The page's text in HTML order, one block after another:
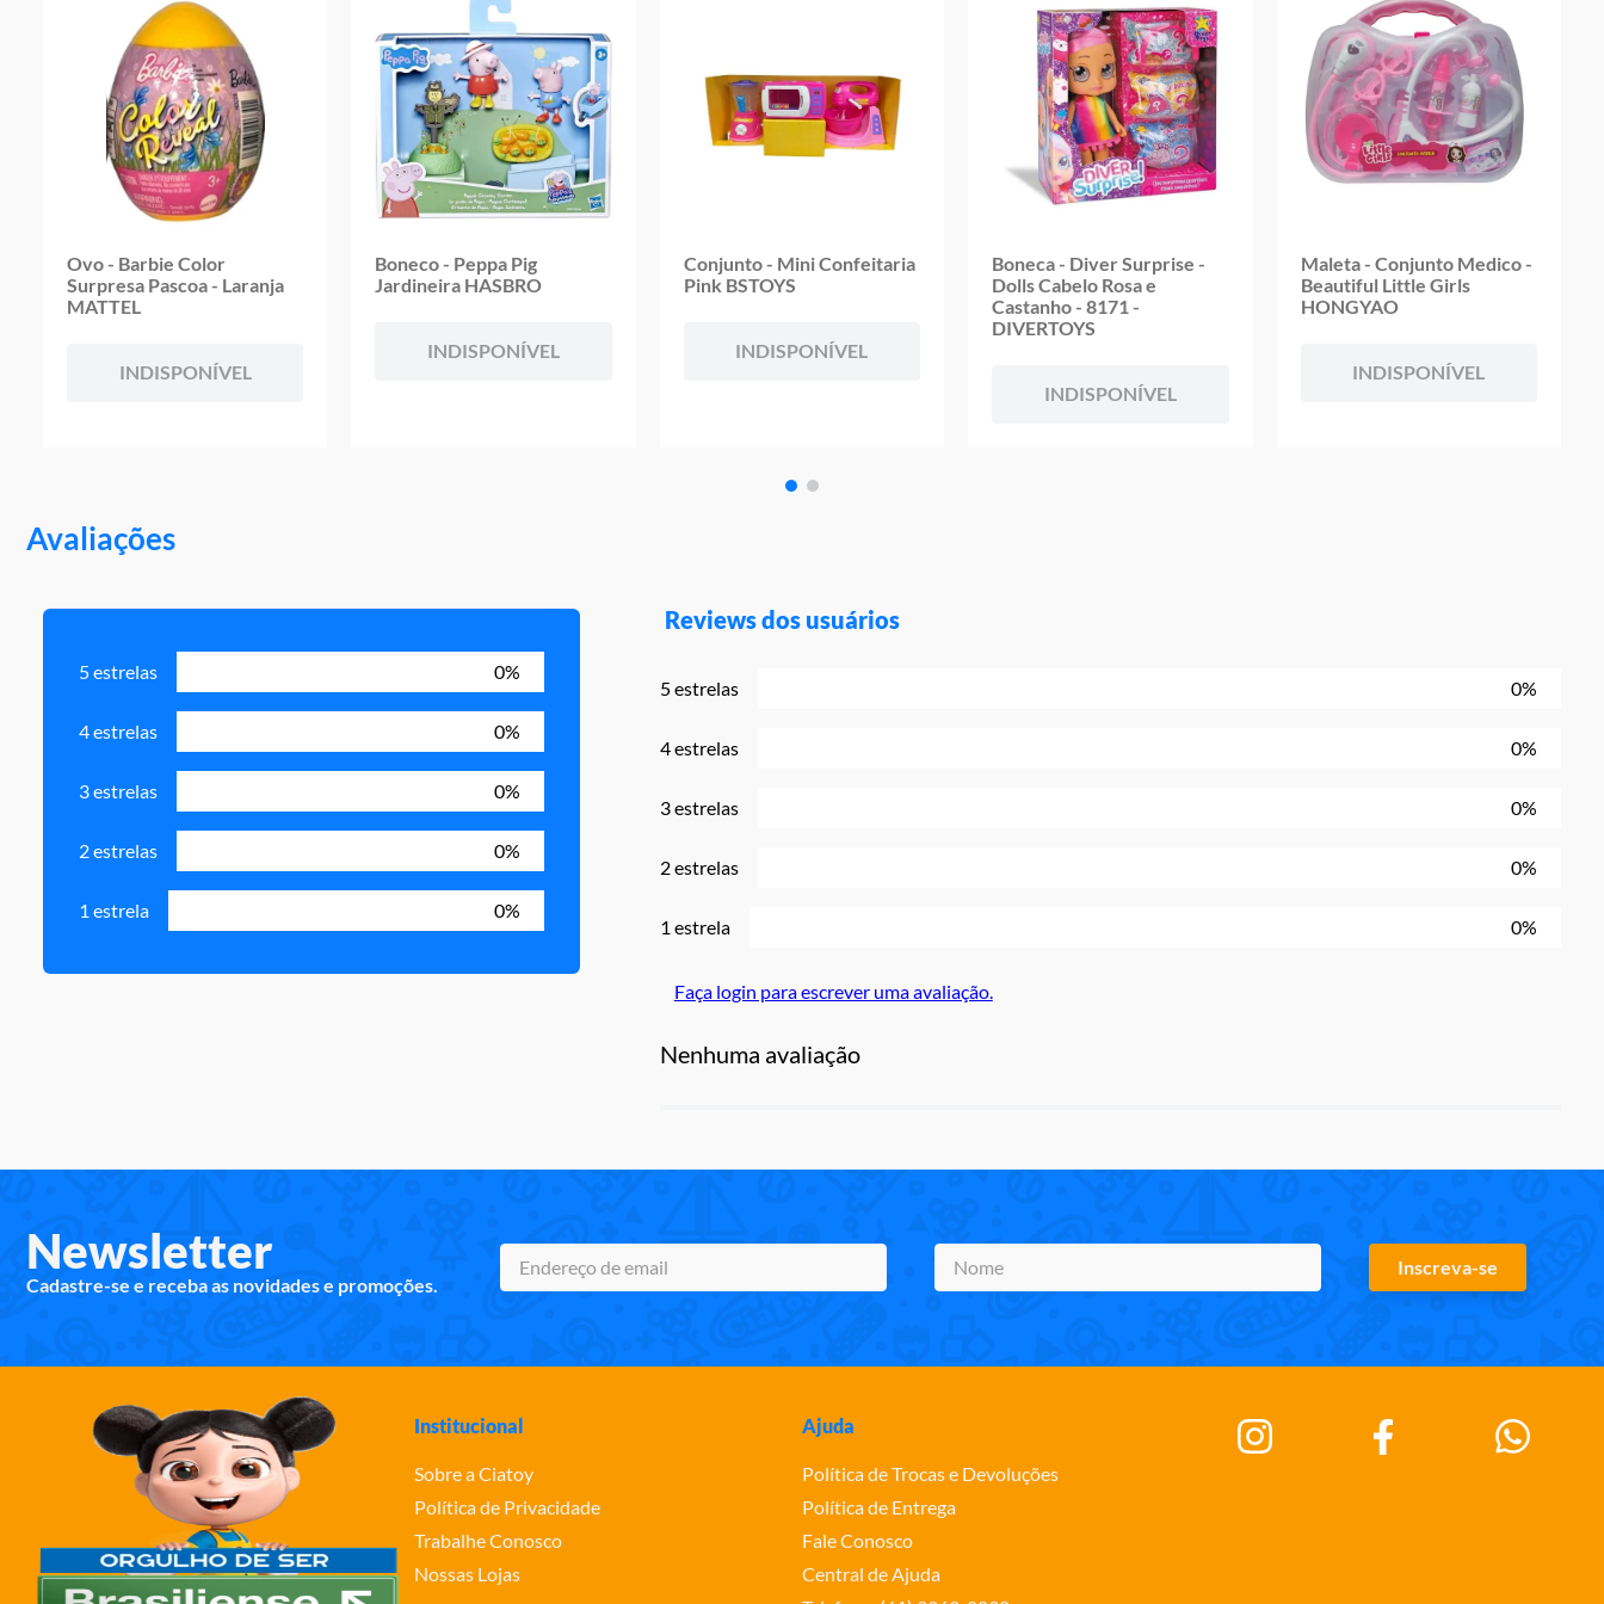
Garantia:
Ovo - Barbie Color
Surpresa Pascoa - Laranja
MATTEL
INDISPONÍVEL
Boneco - Peppa Pig
Jardineira HASBRO
INDISPONÍVEL
Conjunto - Mini Confeitaria
Pink BSTOYS
INDISPONÍVEL
Boneca - Diver Surprise -
Dolls Cabelo Rosa e
Castanho - 8171 -
DIVERTOYS
INDISPONÍVEL
Maleta - Conjunto Medico -
Beautiful Little Girls
HONGYAO
INDISPONÍVEL
Avaliações
5 estrelas 0%
4 estrelas 0%
3 estrelas 0%
2 estrelas 0%
1 estrela 0%
Reviews dos usuários
5 estrelas 0%
4 estrelas 0%
3 estrelas 0%
2 estrelas 0%
1 estrela 0%
Faça login para escrever uma avaliação.
Nenhuma avaliação
Newsletter
Cadastre-se e receba as novidades e promoções.
Inscreva-se
Institucional
Sobre a Ciatoy
Política de Privacidade
Trabalhe Conosco
Nossas Lojas
Ajuda
Política de Trocas e Devoluções
Política de Entrega
Fale Conosco
Central de Ajuda